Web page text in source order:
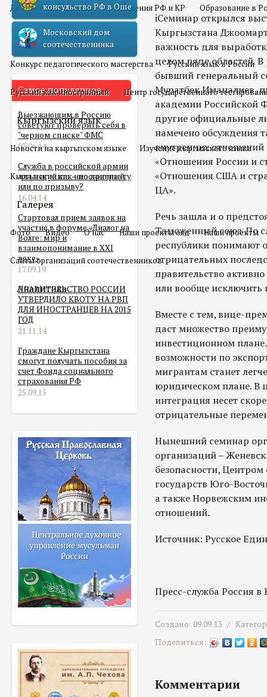
Двойное гражданство Отношения РФ и КР Образование в
Русский язык
Конкурс педагогического мастерства Русский язык в России
Русский как иностранный Центр государственного
Кыргызский язык
Новости на кыргызском языке Изучение кыргызского языка
Кыргызский как иностранный
Галерея
Фото Видео О нас Наши проекты олд Наши проекты
Сайты организаций соотечественников
Аналитика
консульство РФ в Оше
Московский дом
соотечественника
Самое популярное
Выезжающим в Россию
советуют проверить себя в
"черном списке" ФМС
03.06.14
Служба в российской армии
для мигранта – по контракту
или по призыву?
16.04.14
Стартовал прием заявок на
участие в форуме «Диалог на
Волге: мир и
взаимопонимание в XXI
веке»
17.09.19
ПРАВИТЕЛЬСТВО РОССИИ
УТВЕРДИЛО КВОТУ НА РВП
ДЛЯ ИНОСТРАНЦЕВ НА 2015
ГОД
21.11.14
Граждане Кыргызстана
смогут получать пособия за
счет Фонда социального
страхования РФ
25.09.15
iСеминар открылся
Кыргызстана
важность для
целом ряде областей.
бывший генеральный
Муратбек Иманалиев,
академии Российской
другие официальные
намечено обсуждения
внутренних отношений
«Отношения России и
«Отношения США и
ЦА».
Речь зашла и о
Таможенный союз. По
республики понимают
отрицательных
правительство
или вообще исключить
Вместе с тем, вице-
даст множество
инвестиционном
возможности по
мигрантам станет
юридическом плане. В
интеграция несет
отрицательные
Нынешний семинар
организаций –
безопасности, Центром
государств Юго-
а также Норвежским
отношений.
Источник: Русское
Пресс-служба Россия в
Создано: 09.09.13 /
Поделиться:
Комментарии